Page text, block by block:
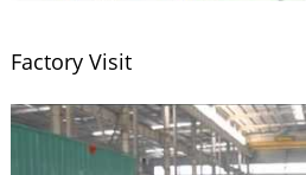
Factory Visit